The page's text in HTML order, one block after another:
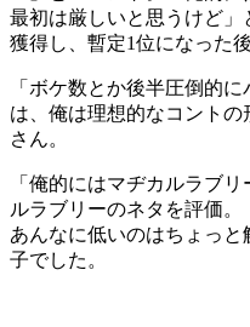
最初は厳しいと思うけど
獲得し、暫定1位になった
「ボケ数とか後半圧倒的
は、俺は理想的なコント
さん。
「俺的にはマヂカルラブ
ルラブリーのネタを評価
あんなに低いのはちょっ
子でした。